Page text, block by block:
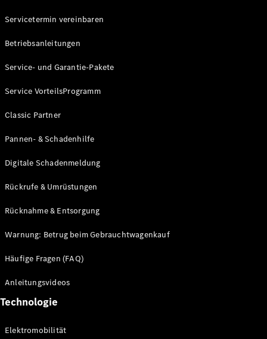
Servicetermin vereinbaren
Betriebsanleitungen
Service- und Garantie-Pakete
Service VorteilsProgramm
Classic Partner
Pannen- & Schadenhilfe
Digitale Schadenmeldung
Rückrufe & Umrüstungen
Rücknahme & Entsorgung
Warnung: Betrug beim Gebrauchtwagenkauf
Häufige Fragen (FAQ)
Anleitungsvideos
Technologie
Elektromobilität